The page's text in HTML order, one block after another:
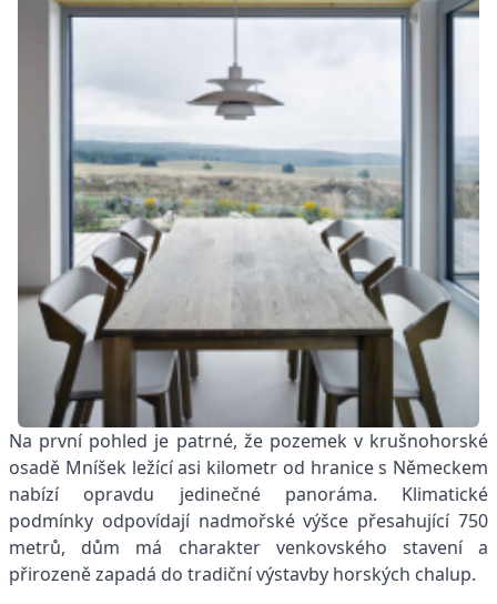
Na první pohled je patrné, že pozemek v krušnohorské
osadě Mníšek ležící asi kilometr od hranice s Německem
nabízí opravdu jedinečné panoráma. Klimatické
podmínky odpovídají nadmořské výšce přesahující 750
metrů, dům má charakter venkovského stavení a
přirozeně zapadá do tradiční výstavby horských chalup.